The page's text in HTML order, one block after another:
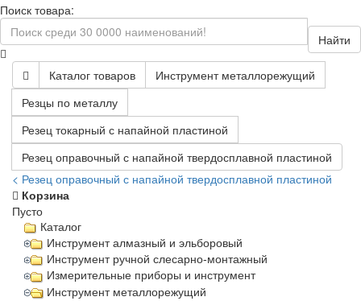
Поиск товара:
Найти
Каталог товаров
Инструмент металлорежущий
Резцы по металлу
Резец токарный с напайной пластиной
Резец оправочный с напайной твердосплавной пластиной
< Резец оправочный с напайной твердосплавной пластиной
Корзина
Пусто
Каталог
Инструмент алмазный и эльборовый
Инструмент ручной слесарно-монтажный
Измерительные приборы и инструмент
Инструмент металлорежущий